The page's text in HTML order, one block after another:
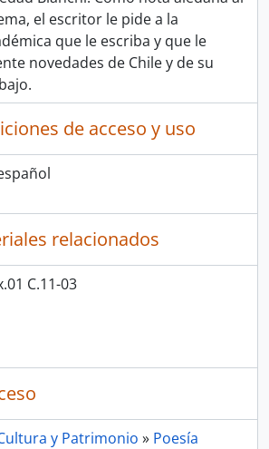
el escritor le pide a la
que le escriba y que le
novedades de Chile y de su
de acceso y uso
relacionados
C.11-03
y Patrimonio » Poesía